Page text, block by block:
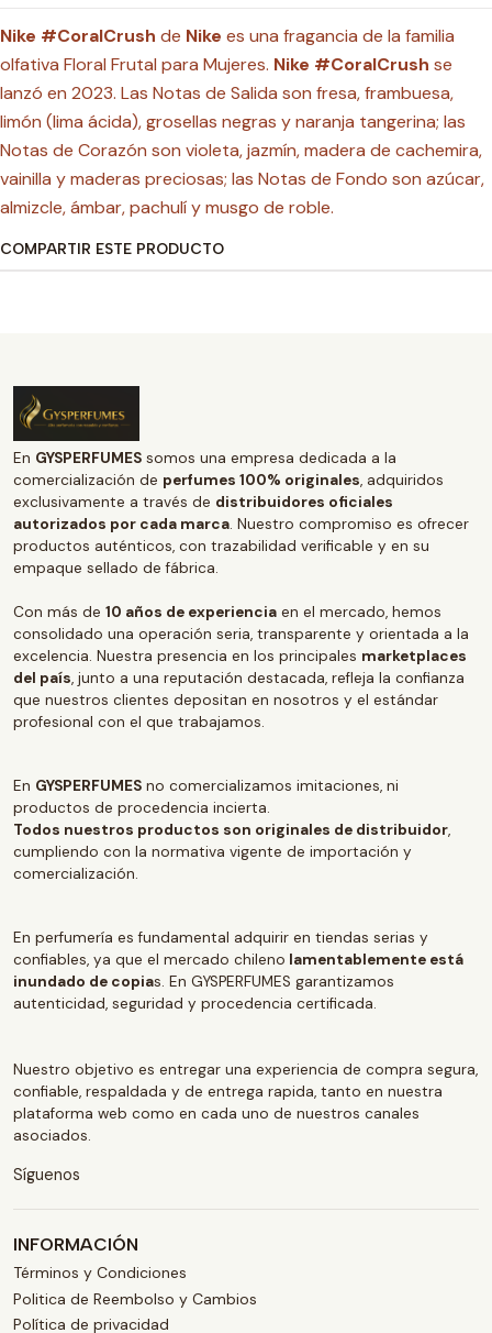
Nike #CoralCrush de Nike es una fragancia de la familia
olfativa Floral Frutal para Mujeres. Nike #CoralCrush se
lanzó en 2023. Las Notas de Salida son fresa, frambuesa,
limón (lima ácida), grosellas negras y naranja tangerina; las
Notas de Corazón son violeta, jazmín, madera de cachemira,
vainilla y maderas preciosas; las Notas de Fondo son azúcar,
almizcle, ámbar, pachulí y musgo de roble.
COMPARTIR ESTE PRODUCTO
En GYSPERFUMES somos una empresa dedicada a la
comercialización de perfumes 100% originales, adquiridos
exclusivamente a través de distribuidores oficiales
autorizados por cada marca. Nuestro compromiso es ofrecer
productos auténticos, con trazabilidad verificable y en su
empaque sellado de fábrica.
Con más de 10 años de experiencia en el mercado, hemos
consolidado una operación seria, transparente y orientada a la
excelencia. Nuestra presencia en los principales marketplaces
del país, junto a una reputación destacada, refleja la confianza
que nuestros clientes depositan en nosotros y el estándar
profesional con el que trabajamos.
En GYSPERFUMES no comercializamos imitaciones, ni
productos de procedencia incierta.
Todos nuestros productos son originales de distribuidor,
cumpliendo con la normativa vigente de importación y
comercialización.
En perfumería es fundamental adquirir en tiendas serias y
confiables, ya que el mercado chileno lamentablemente está
inundado de copias. En GYSPERFUMES garantizamos
autenticidad, seguridad y procedencia certificada.
Nuestro objetivo es entregar una experiencia de compra segura,
confiable, respaldada y de entrega rapida, tanto en nuestra
plataforma web como en cada uno de nuestros canales
asociados.
Síguenos
INFORMACIÓN
Términos y Condiciones
Politica de Reembolso y Cambios
Política de privacidad